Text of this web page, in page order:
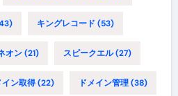
キングレコード (53)
オン(21) スピークエル(27)
イン取得(22) ドメイン管理(38)